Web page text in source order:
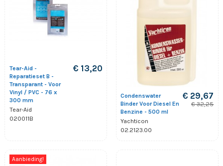
Tear-Aid -
Reparatieset B -
Transparant - Voor
Vinyl / PVC - 76 x
300 mm
Tear-Aid
020011B
€ 13,20
Condenswater
Binder Voor Diesel En
Benzine - 500 ml
Yachticon
02.2123.00
€ 29,67
€ 32,25
Aanbieding!